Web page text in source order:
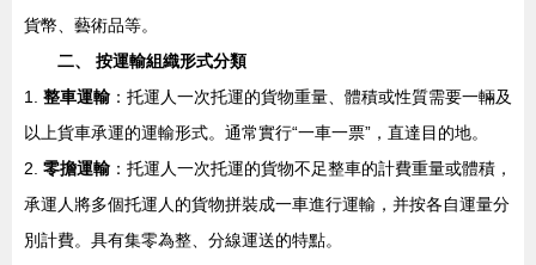
貨幣、藝術品等。
二、 按運輸組織形式分類
1. 整車運輸 ：托運人一次托運的貨物重量、體積或性質需要一輛及
以上貨車承運的運輸形式。通常實行“一車一票”，直達目的地。
2. 零擔運輸 ：托運人一次托運的貨物不足整車的計費重量或體積，
承運人將多個托運人的貨物拼裝成一車進行運輸，并按各自運量分
別計費。具有集零為整、分線運送的特點。